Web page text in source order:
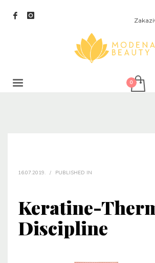
16.07.2019. / PUBLISHED IN
Keratine-
Discipline